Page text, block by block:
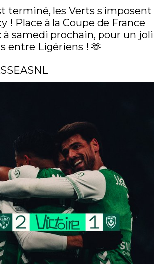
terminé, les Verts s’imposent
! Place à la Coupe de France
à samedi prochain, pour un joli
entre Ligériens ! 🫶